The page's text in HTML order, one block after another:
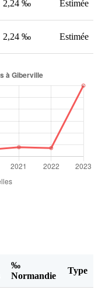
2,24 ‰ Estimée
2,24 ‰ Estimée
‰
Normandie
Type